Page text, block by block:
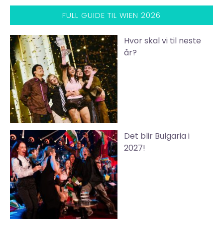
FULL GUIDE TIL WIEN 2026
Hvor skal vi til neste
år?
Det blir Bulgaria i
2027!